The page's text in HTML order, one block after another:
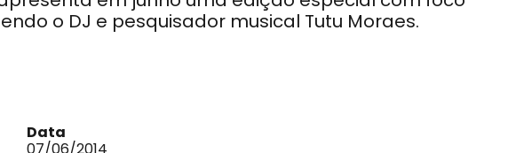
o DJ e pesquisador musical Tutu Moraes.
Data